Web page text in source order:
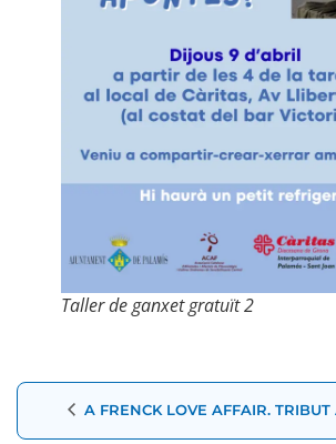
Taller de ganxet gratuït 2
Navegació
d'Esdeveniment
A FRENCK LOVE AFFAIR.